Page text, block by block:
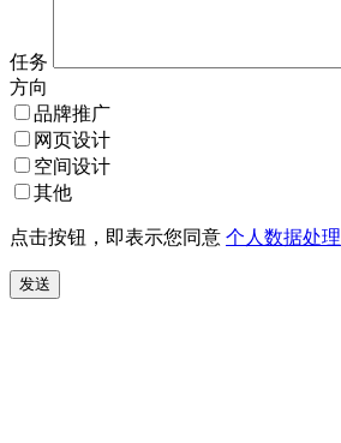
任务
方向
品牌推广
网页设计
空间设计
其他
点击按钮，即表示您同意 个人数据处理